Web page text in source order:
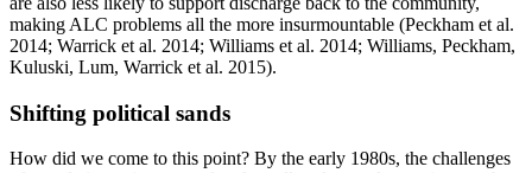
making ALC problems all the more insurmountable (Peckham et al.
2014; Warrick et al. 2014; Williams et al. 2014; Williams, Peckham,
Kuluski, Lum, Warrick et al. 2015).
Shifting political sands
How did we come to this point? By the early 1980s, the challenges